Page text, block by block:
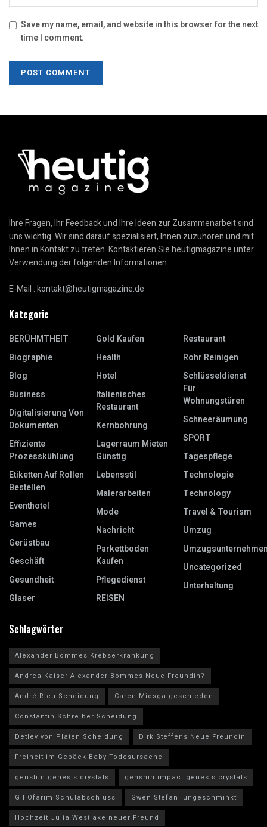
Save my name, email, and website in this browser for the next
time I comment.
Ihre Fragen, Ihr Feedback und Ihre Ideen zur Zusammenarbeit sind
uns wichtig. Wir sind darauf spezialisiert, Ihnen zuzuhören und mit
Ihnen in Kontakt zu treten. Kontaktieren Sie heutigmagazine unter
Verwendung der folgenden Informationen:
E-Mail :kontakt@heutigmagazine.de
Kategorie
BERÜHMTHEIT
Biographie
Blog
Business
Digitalisierung Von
Dokumenten
Effiziente
Prozesskühlung
Etiketten Auf Rollen
Bestellen
Eventhotel
Games
Gerüstbau
Geschäft
Gesundheit
Glaser
Gold Kaufen
Health
Hotel
Italienisches
Restaurant
Kernbohrung
Lagerraum Mieten
Günstig
Lebensstil
Malerarbeiten
Mode
Nachricht
Parkettboden
Kaufen
Pflegedienst
REISEN
Restaurant
Rohr Reinigen
Schlüsseldienst
Für
Wohnungstüren
Schneeräumung
SPORT
Tagespflege
Technologie
Technology
Travel & Tourism
Umzug
Uncategorized
Unterhaltung
Schlagwörter
Alexander Bommes Krebserkrankung
Andrea Kaiser Alexander Bommes Neue Freundin?
André Rieu Scheidung
Caren Miosga geschieden
Constantin Schreiber Scheidung
Detlev von Platen Scheidung
Dirk Steffens Neue Freundin
Freiheit im Gepäck Baby Todesursache
genshin genesis crystals
genshin impact genesis crystals
Gil Ofarim Schulabschluss
Gwen Stefani ungeschminkt
Hochzeit Julia Westlake neuer Freund